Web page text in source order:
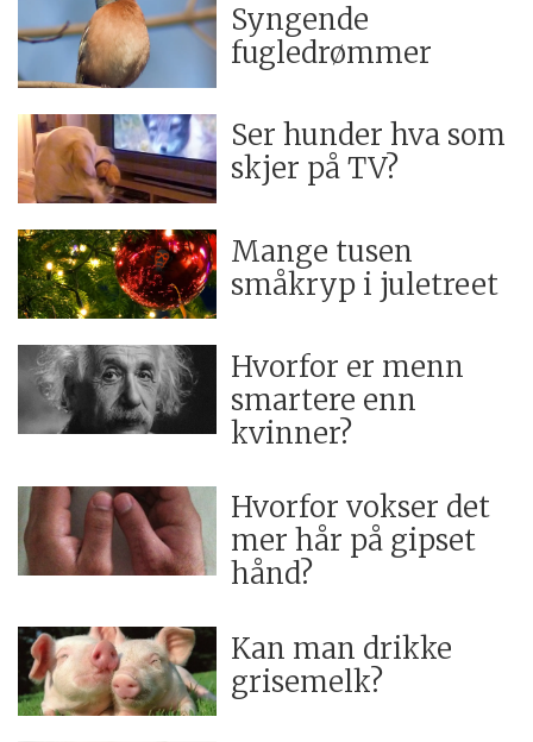
Syngende
fugledrømmer
Ser hunder hva som
skjer på TV?
Mange tusen
småkryp i juletreet
Hvorfor er menn
smartere enn
kvinner?
Hvorfor vokser det
mer hår på gipset
hånd?
Kan man drikke
grisemelk?